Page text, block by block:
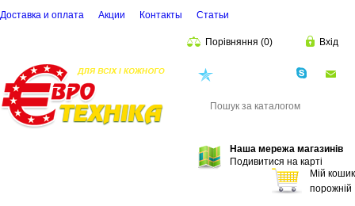
Доставка и оплата Акции Контакты Cтатьи
Порівняння (0) Вхід
Наша мережа магазинів
Подивитися на карті
Мій кошик
порожній